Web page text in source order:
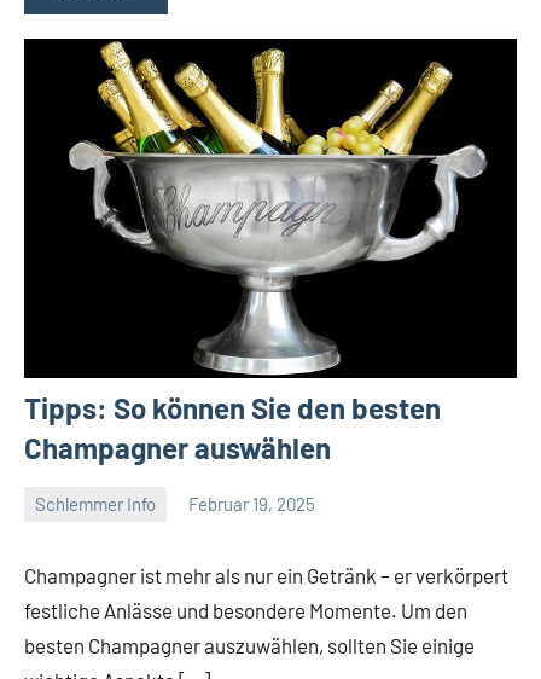
Tipps: So können Sie den besten
Champagner auswählen
Schlemmer Info Februar 19, 2025
Champagner ist mehr als nur ein Getränk – er verkörpert
festliche Anlässe und besondere Momente. Um den
besten Champagner auszuwählen, sollten Sie einige